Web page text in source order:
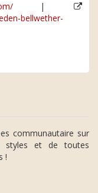
|
bellwether-
communautaire sur
styles et de toutes
!